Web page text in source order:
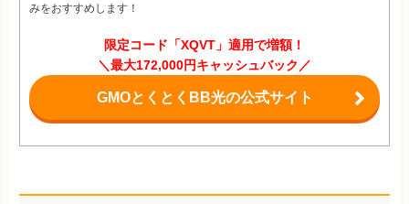
みをおすすめします！
限定コード「XQVT」適用で増額！
＼最大172,000円キャッシュバック／
GMOとくとくBB光の公式サイト